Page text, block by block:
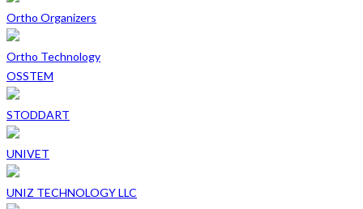
Ortho Organizers
Ortho Technology
OSSTEM
STODDART
UNIVET
UNIZ TECHNOLOGY LLC